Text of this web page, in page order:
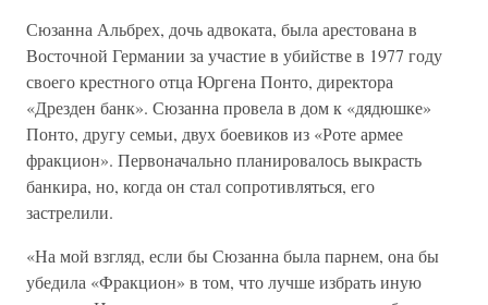
Сюзанна Альбрех, дочь адвоката, была арестована в
Восточной Германии за участие в убийстве в 1977 году
своего крестного отца Юргена Понто, директора
«Дрезден банк». Сюзанна провела в дом к «дядюшке»
Понто, другу семьи, двух боевиков из «Роте армее
фракцион». Первоначально планировалось выкрасть
банкира, но, когда он стал сопротивляться, его
застрелили.
«На мой взгляд, если бы Сюзанна была парнем, она бы
убедила «Фракцион» в том, что лучше избрать иную